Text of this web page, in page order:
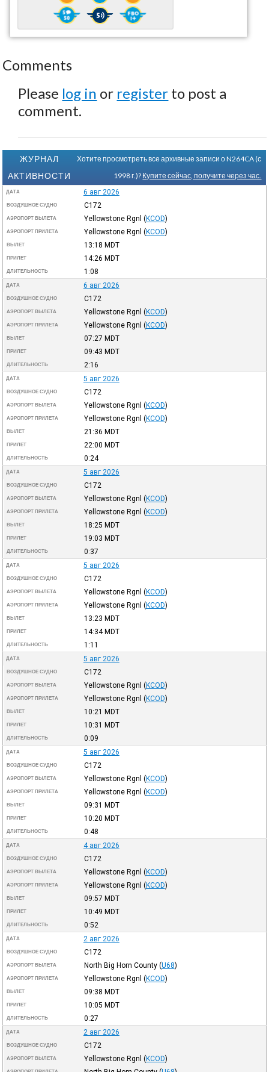
Comments
Please log in or register to post a
comment.
ЖУРНАЛ
АКТИВНОСТИ
Хотите просмотреть все архивные записи о N264CA (с
1998 г.)? Купите сейчас, получите через час.
ДАТА 6 авг 2026
ВОЗДУШНОЕ СУДНО C172
АЭРОПОРТ ВЫЛЕТА Yellowstone Rgnl (KCOD)
АЭРОПОРТ ПРИЛЕТА Yellowstone Rgnl (KCOD)
ВЫЛЕТ 13:18 MDT
ПРИЛЕТ 14:26 MDT
ДЛИТЕЛЬНОСТЬ 1:08
ДАТА 6 авг 2026
ВОЗДУШНОЕ СУДНО C172
АЭРОПОРТ ВЫЛЕТА Yellowstone Rgnl (KCOD)
АЭРОПОРТ ПРИЛЕТА Yellowstone Rgnl (KCOD)
ВЫЛЕТ 07:27 MDT
ПРИЛЕТ 09:43 MDT
ДЛИТЕЛЬНОСТЬ 2:16
ДАТА 5 авг 2026
ВОЗДУШНОЕ СУДНО C172
АЭРОПОРТ ВЫЛЕТА Yellowstone Rgnl (KCOD)
АЭРОПОРТ ПРИЛЕТА Yellowstone Rgnl (KCOD)
ВЫЛЕТ 21:36 MDT
ПРИЛЕТ 22:00 MDT
ДЛИТЕЛЬНОСТЬ 0:24
ДАТА 5 авг 2026
ВОЗДУШНОЕ СУДНО C172
АЭРОПОРТ ВЫЛЕТА Yellowstone Rgnl (KCOD)
АЭРОПОРТ ПРИЛЕТА Yellowstone Rgnl (KCOD)
ВЫЛЕТ 18:25 MDT
ПРИЛЕТ 19:03 MDT
ДЛИТЕЛЬНОСТЬ 0:37
ДАТА 5 авг 2026
ВОЗДУШНОЕ СУДНО C172
АЭРОПОРТ ВЫЛЕТА Yellowstone Rgnl (KCOD)
АЭРОПОРТ ПРИЛЕТА Yellowstone Rgnl (KCOD)
ВЫЛЕТ 13:23 MDT
ПРИЛЕТ 14:34MDT
ДЛИТЕЛЬНОСТЬ 1:11
ДАТА 5 авг 2026
ВОЗДУШНОЕ СУДНО C172
АЭРОПОРТ ВЫЛЕТА Yellowstone Rgnl (KCOD)
АЭРОПОРТ ПРИЛЕТА Yellowstone Rgnl (KCOD)
ВЫЛЕТ 10:21 MDT
ПРИЛЕТ 10:31 MDT
ДЛИТЕЛЬНОСТЬ 0:09
ДАТА 5 авг 2026
ВОЗДУШНОЕ СУДНО C172
АЭРОПОРТ ВЫЛЕТА Yellowstone Rgnl (KCOD)
АЭРОПОРТ ПРИЛЕТА Yellowstone Rgnl (KCOD)
ВЫЛЕТ 09:31 MDT
ПРИЛЕТ 10:20 MDT
ДЛИТЕЛЬНОСТЬ 0:48
ДАТА 4 авг 2026
ВОЗДУШНОЕ СУДНО C172
АЭРОПОРТ ВЫЛЕТА Yellowstone Rgnl (KCOD)
АЭРОПОРТ ПРИЛЕТА Yellowstone Rgnl (KCOD)
ВЫЛЕТ 09:57 MDT
ПРИЛЕТ 10:49 MDT
ДЛИТЕЛЬНОСТЬ 0:52
ДАТА 2 авг 2026
ВОЗДУШНОЕ СУДНО C172
АЭРОПОРТ ВЫЛЕТА North Big Horn County (U68)
АЭРОПОРТ ПРИЛЕТА Yellowstone Rgnl (KCOD)
ВЫЛЕТ 09:38 MDT
ПРИЛЕТ 10:05 MDT
ДЛИТЕЛЬНОСТЬ 0:27
ДАТА 2 авг 2026
ВОЗДУШНОЕ СУДНО C172
АЭРОПОРТ ВЫЛЕТА Yellowstone Rgnl (KCOD)